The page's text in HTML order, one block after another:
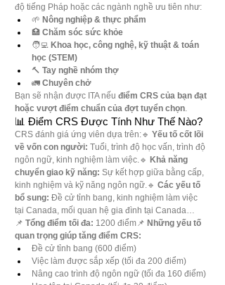
độ tiếng Pháp hoặc các ngành nghề ưu tiên như:
🌱 Nông nghiệp & thực phẩm
🏥 Chăm sóc sức khỏe
🧑‍💻 Khoa học, công nghệ, kỹ thuật & toán
học (STEM)
🔨 Tay nghề nhóm thợ
🚛 Chuyên chở
Bạn sẽ nhận được ITA nếu điểm CRS của bạn đạt
hoặc vượt điểm chuẩn của đợt tuyển chọn
📊 Điểm CRS Được Tính Như Thế Nào?
CRS đánh giá ứng viên dựa trên:🔹 Yếu tố cốt lõi
về vốn con người: Tuổi, trình độ học vấn, trình độ
ngôn ngữ, kinh nghiệm làm việc.🔹 Khả năng
chuyển giao kỹ năng: Sự kết hợp giữa bằng cấp,
kinh nghiệm và kỹ năng ngôn ngữ.🔹 Các yếu tố
bổ sung: Đề cử tỉnh bang, kinh nghiệm làm việc
tại Canada, mối quan hệ gia đình tại Canada…
📌 Tổng điểm tối đa: 1200 điểm📌 Những yếu tố
quan trọng giúp tăng điểm CRS:
Đề cử tỉnh bang (600 điểm)
Việc làm được sắp xếp (tối đa 200 điểm)
Nâng cao trình độ ngôn ngữ (tối đa 160 điểm)